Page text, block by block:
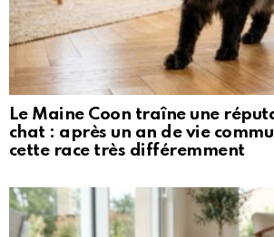
Le Maine Coon traîne une
chat : après un an de vie
cette race très différemment